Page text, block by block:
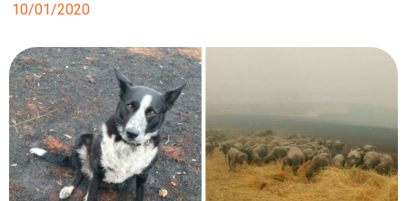
10/01/2020